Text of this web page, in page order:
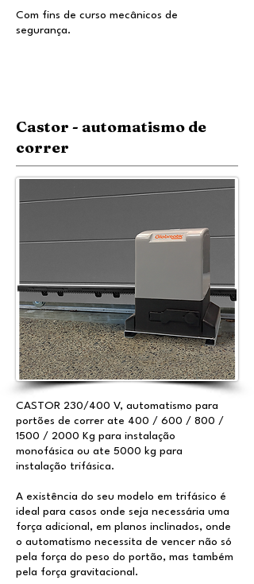
Com fins de curso mecânicos de
segurança.
Castor - automatismo de
correr
CASTOR 230/400 V, automatismo para
portões de correr ate 400 / 600 / 800 /
1500 / 2000 Kg para instalação
monofásica ou ate 5000 kg para
instalação trifásica.
A existência do seu modelo em trifásico é
ideal para casos onde seja necessária uma
força adicional, em planos inclinados, onde
o automatismo necessita de vencer não só
pela força do peso do portão, mas também
pela força gravitacional.